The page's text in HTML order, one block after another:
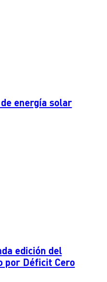
energía solar
edición del
por Déficit Cero